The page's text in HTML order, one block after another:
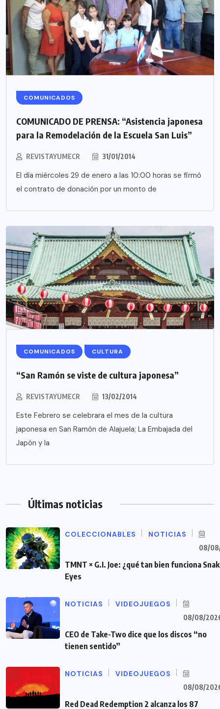
COMUNICADOS
COMUNICADO DE PRENSA: “Asistencia japonesa
para la Remodelación de la Escuela San Luis”
REVISTAYUMECR 31/01/2014
El día miércoles 29 de enero a las 10:00 horas se firmó
el contrato de donación por un monto de
COMUNICADOS CULTURA
“San Ramón se viste de cultura japonesa”
REVISTAYUMECR 13/02/2014
Este Febrero se celebrara el mes de la cultura
japonesa en San Ramón de Alajuela; La Embajada del
Japón y la
Últimas noticias
COLECCIONABLES NOTICIAS
08/
TMNT × G.I. Joe: ¿qué tan bien funciona
Eyes
NOTICIAS VIDEOJUEGOS
08/08/
CEO de Take-Two dice que los discos “no
tienen sentido”
NOTICIAS VIDEOJUEGOS
08/08/
Red Dead Redemption 2 alcanza los 87